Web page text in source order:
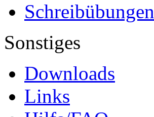
Schreibübungen
Sonstiges
Downloads
Links